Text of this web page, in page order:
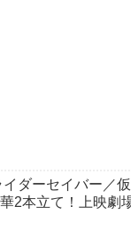
イダーセイバー／
2本立て！上映劇